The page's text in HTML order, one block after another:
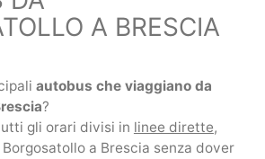
A BRESCIA
autobus che viaggiano da
?
gli orari divisi in linee dirette,
a Brescia senza dover